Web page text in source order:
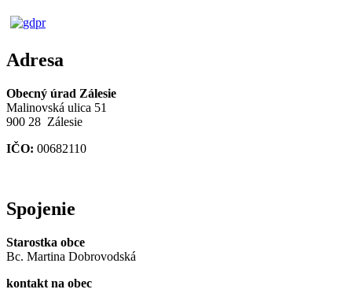
Adresa
Obecný úrad Zálesie
Malinovská ulica 51
900 28 Zálesie
IČO: 00682110
Spojenie
Starostka obce
Bc. Martina Dobrovodská
kontakt na obec